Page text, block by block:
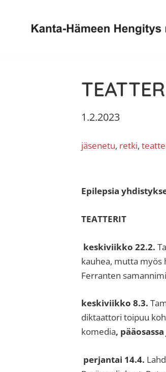
ensisijaiseen
valikkoon
pääsisältöön
ensisijaiseen
sivupalkkiin
alatunnisteeseen
Hämeen
1.2.2023
jäsenetu, retki,
Epilepsia
keskiviikko 22.2.
kauhea, mutta myös
Ferranten
keskiviikko 8.3.
diktaattori toipuu
komedia,
perjantai 14.4.